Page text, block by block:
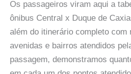
Os passageiros viram aqui a
ônibus Central x Duque de
além do itinerário completo com
avenidas e bairros atendidos
passagem, demonstramos